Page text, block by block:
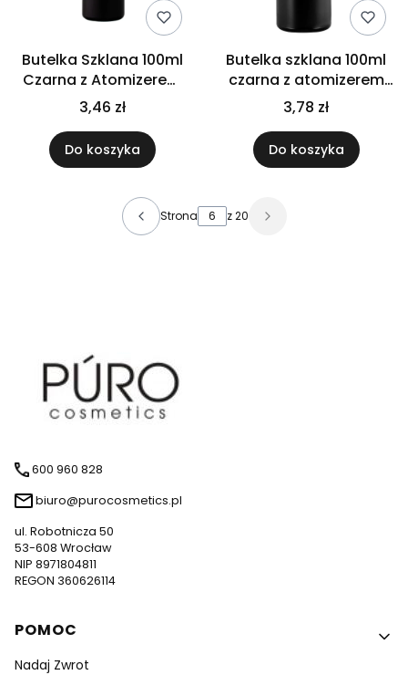
Butelka Szklana 100ml
Czarna z Atomizerem
do Nosa
3,46 zł
Do koszyka
Butelka szklana 100ml
czarna z atomizerem
srebrnym
3,78 zł
Do koszyka
Strona z 20
600 960 828
biuro@purocosmetics.pl
ul. Robotnicza 50
53-608 Wrocław
NIP 8971804811
REGON 360626114
Linki w stopce
POMOC
Nadaj Zwrot